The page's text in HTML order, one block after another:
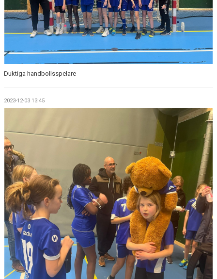
Duktiga handbollsspelare
2023-12-03 13:45